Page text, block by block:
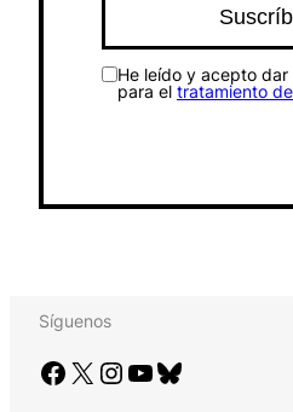
He leído y acepto
para el tratamiento
Síguenos
Facebook X Instagram YouTube Bluesky